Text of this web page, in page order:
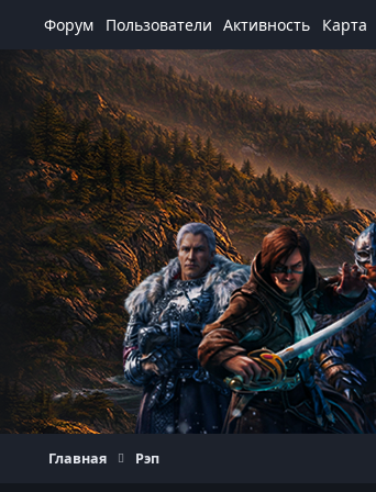
Форум Пользователи Активность Карта
Главная Рэп